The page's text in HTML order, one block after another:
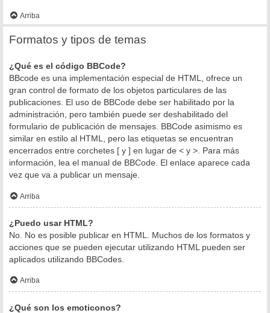
Arriba
Formatos y tipos de temas
¿Qué es el código BBCode?
BBcode es una implementación especial de HTML, ofrece un
gran control de formato de los objetos particulares de las
publicaciones. El uso de BBCode debe ser habilitado por la
administración, pero también puede ser deshabilitado del
formulario de publicación de mensajes. BBCode asimismo es
similar en estilo al HTML, pero las etiquetas se encuentran
encerrados entre corchetes [ y ] en lugar de < y >. Para más
información, lea el manual de BBCode. El enlace aparece cada
vez que va a publicar un mensaje.
Arriba
¿Puedo usar HTML?
No. No es posible publicar en HTML. Muchos de los formatos y
acciones que se pueden ejecutar utilizando HTML pueden ser
aplicados utilizando BBCodes.
Arriba
¿Qué son los emoticonos?